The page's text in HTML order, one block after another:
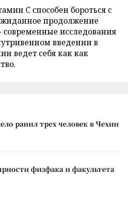
C способен бороться с
продолжение
современные исследования
введении в
ведет себя как как
ранил трех человек в Чехии
физфака и факультета